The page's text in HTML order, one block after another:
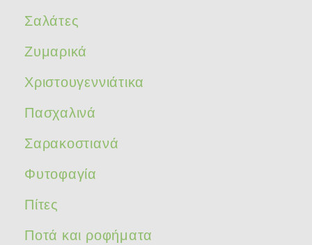
Σαλάτες
Ζυμαρικά
Χριστουγεννιάτικα
Πασχαλινά
Σαρακοστιανά
Φυτοφαγία
Πίτες
Ποτά και ροφήματα